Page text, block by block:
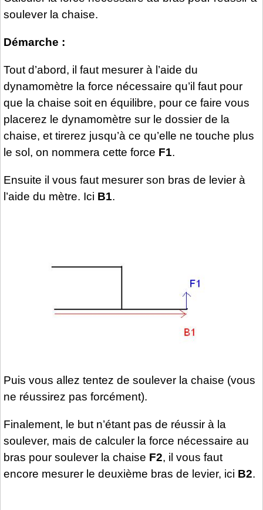
soulever la chaise.
Démarche :
Tout d’abord, il faut mesurer à l’aide du
dynamomètre la force nécessaire qu’il faut pour
que la chaise soit en équilibre, pour ce faire vous
placerez le dynamomètre sur le dossier de la
chaise, et tirerez jusqu’à ce qu’elle ne touche plus
le sol, on nommera cette force F1.
Ensuite il vous faut mesurer son bras de levier à
l’aide du mètre. Ici B1.
Puis vous allez tentez de soulever la chaise (vous
ne réussirez pas forcément).
Finalement, le but n’étant pas de réussir à la
soulever, mais de calculer la force nécessaire au
bras pour soulever la chaise F2, il vous faut
encore mesurer le deuxième bras de levier, ici B2.